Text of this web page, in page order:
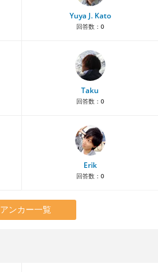
Yuya J. Kato
回答数： 0
Taku
回答数： 0
Erik
回答数： 0
アンカー一覧